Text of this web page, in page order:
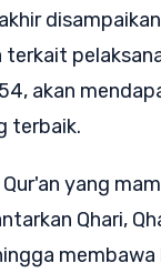
terkait
akan
terbaik.
yang
Qhari,
membawa